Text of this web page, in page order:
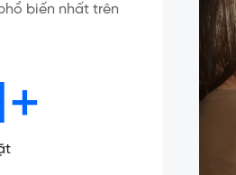
biến nhất trên